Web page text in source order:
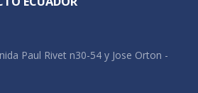
Paul Rivet n30-54 y Jose Orton -